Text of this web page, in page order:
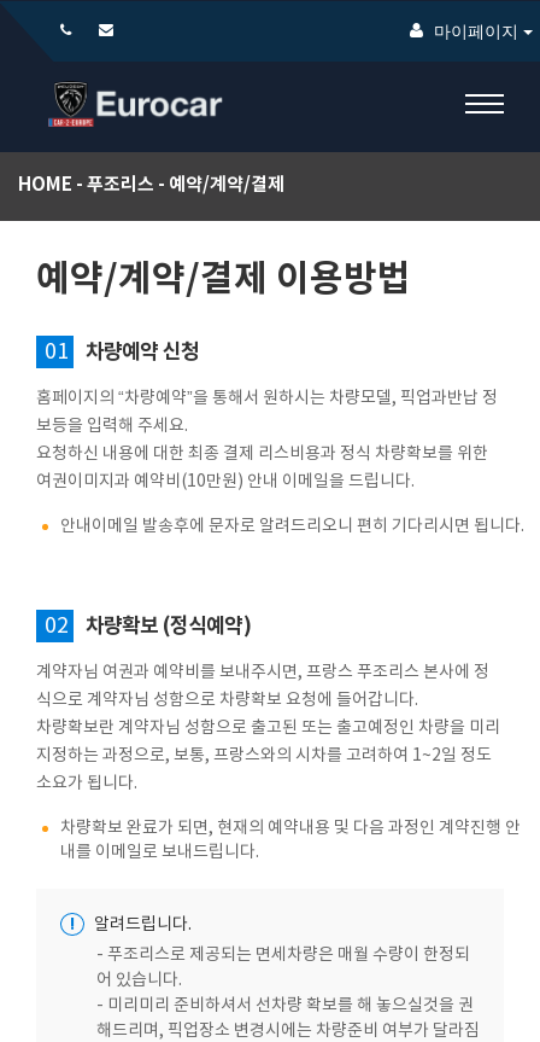
마이페이지
HOME 푸조리스 예약/계약/결제
예약/계약/결제 이용방법
01 차량예약 신청
홈페이지의 “차량예약”을 통해서 원하시는 차량모델, 픽업과반납 정
보등을 입력해 주세요.
요청하신 내용에 대한 최종 결제 리스비용과 정식 차량확보를 위한
여권이미지과 예약비(10만원) 안내 이메일을 드립니다.
안내이메일 발송후에 문자로 알려드리오니 편히 기다리시면 됩니다.
02 차량확보 (정식예약)
계약자님 여권과 예약비를 보내주시면, 프랑스 푸조리스 본사에 정
식으로 계약자님 성함으로 차량확보 요청에 들어갑니다.
차량확보란 계약자님 성함으로 출고된 또는 출고예정인 차량을 미리
지정하는 과정으로, 보통, 프랑스와의 시차를 고려하여 1~2일 정도
소요가 됩니다.
차량확보 완료가 되면, 현재의 예약내용 및 다음 과정인 계약진행 안
내를 이메일로 보내드립니다.
!
알려드립니다.
- 푸조리스로 제공되는 면세차량은 매월 수량이 한정되
어 있습니다.
- 미리미리 준비하셔서 선차량 확보를 해 놓으실것을 권
해드리며, 픽업장소 변경시에는 차량준비 여부가 달라짐